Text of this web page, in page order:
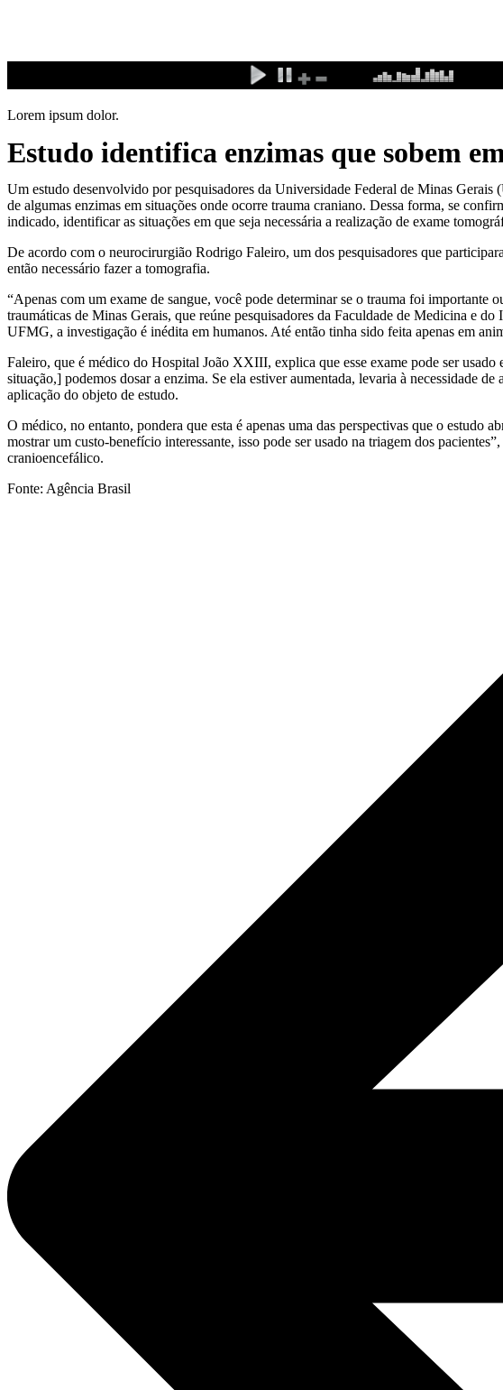
conteúdo
Lorem ipsum dolor.
Estudo identifica enzimas que sobem
Um estudo desenvolvido por pesquisadores da Universidade Federal de Minas
de algumas enzimas em situações onde ocorre trauma craniano. Dessa forma, se
indicado, identificar as situações em que seja necessária a realização de exame
De acordo com o neurocirurgião Rodrigo Faleiro, um dos pesquisadores que
então necessário fazer a tomografia.
“Apenas com um exame de sangue, você pode determinar se o trauma foi
traumáticas de Minas Gerais, que reúne pesquisadores da Faculdade de Medicina e
UFMG, a investigação é inédita em humanos. Até então tinha sido feita apenas em
Faleiro, que é médico do Hospital João XXIII, explica que esse exame pode ser
situação,] podemos dosar a enzima. Se ela estiver aumentada, levaria à necessidade
aplicação do objeto de estudo.
O médico, no entanto, pondera que esta é apenas uma das perspectivas que o estudo
mostrar um custo-benefício interessante, isso pode ser usado na triagem dos
cranioencefálico.
Fonte: Agência Brasil